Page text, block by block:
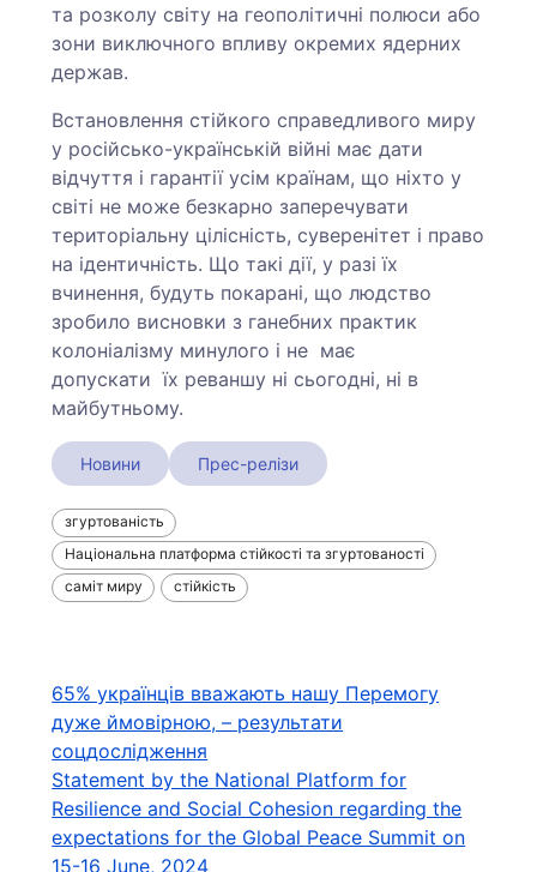
та розколу світу на геополітичні полюси або
зони виключного впливу окремих ядерних
держав.
Встановлення стійкого справедливого миру
у російсько-українській війні має дати
відчуття і гарантії усім країнам, що ніхто у
світі не може безкарно заперечувати
територіальну цілісність, суверенітет і право
на ідентичність. Що такі дії, у разі їх
вчинення, будуть покарані, що людство
зробило висновки з ганебних практик
колоніалізму минулого і не має
допускати їх реваншу ні сьогодні, ні в
майбутньому.
Новини Прес-релізи
згуртованість
Національна платформа стійкості та згуртованості
саміт миру
стійкість
Навігація
записів
65% українців вважають нашу Перемогу
дуже ймовірною, – результати
соцдослідження
Statement by the National Platform for
Resilience and Social Cohesion regarding the
expectations for the Global Peace Summit on
15-16 June, 2024